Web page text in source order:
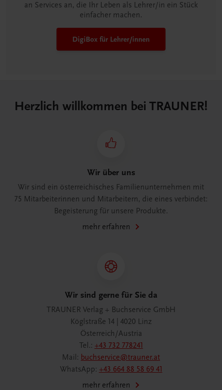
an Services an, die Ihr Leben als Lehrer/in ein Stück
einfacher machen.
DigiBox für Lehrer/innen
Herzlich willkommen bei TRAUNER!
Wir über uns
Wir sind ein österreichisches Familienunternehmen mit
75 Mitarbeiterinnen und Mitarbeitern, die eines verbindet:
Begeisterung für unsere Produkte.
mehr erfahren
Wir sind gerne für Sie da
TRAUNER Verlag + Buchservice GmbH
Köglstraße 14 | 4020 Linz
Österreich/Austria
Tel.: +43 732 778241
Mail: buchservice@trauner.at
WhatsApp: +43 664 88 58 69 41
mehr erfahren